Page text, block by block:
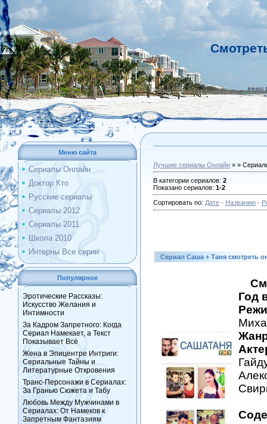
Меню сайта
Сериалы Онлайн
Доктор Кто
Русские сериалы
Сериалы 2012
Сериалы 2011
Школа 2010
Интерны Все серии
Популярное
Эротические Рассказы:
Искусство Желания и
Интимности
За Кадром Запретного: Когда
Сериал Намекает, а Текст
Показывает Всё
Жена в Эпицентре Интриги:
Сериальные Тайны и
Литературные Откровения
Транс-Персонажи в Сериалах:
За Гранью Сюжета и Табу
Любовь Между Мужчинами в
Сериалах: От Намеков к
Запретным Фантазиям
Лучшие сериалы Онлайн » »
В категории сериалов: 2
Показано сериалов: 1-2
Сортировать по: Дате · Названию ·
Сериал Саша + Таня смотреть
Год